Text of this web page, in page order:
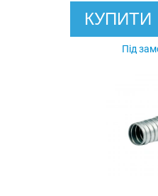
КУПИТИ
Під